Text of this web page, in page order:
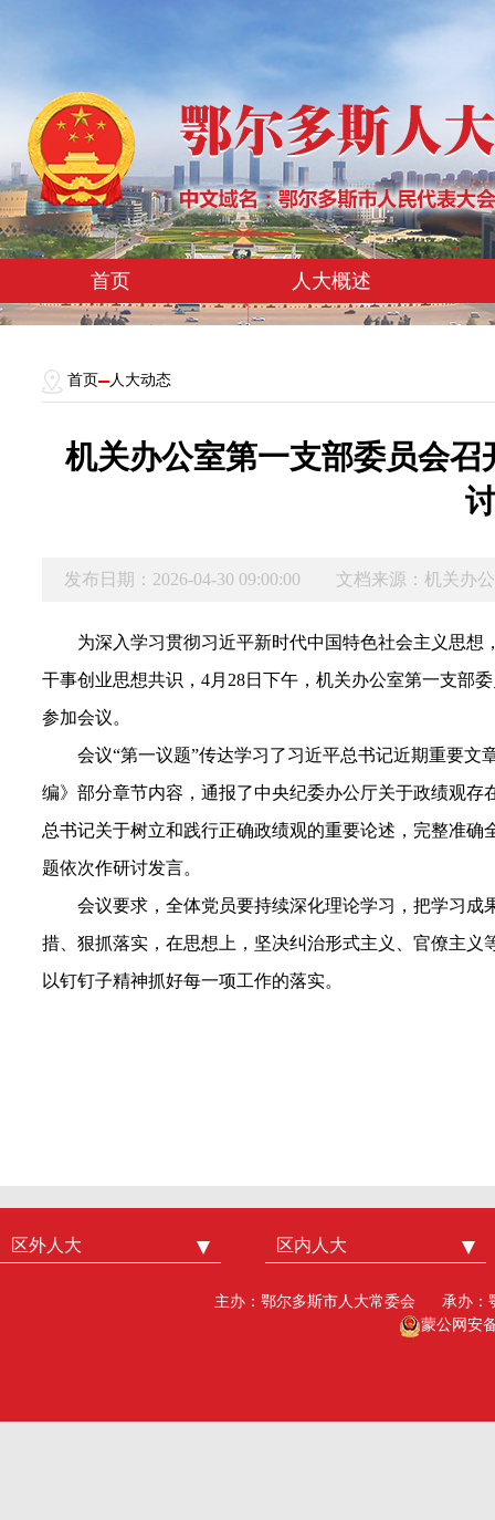
首页 人大概述
首页 人大动态
机关办公室第一支部委员会
发布日期：2026-04-30 09:00:00 文档来源：机关办
为深入学习贯彻习近平新时代中国特色社会主义思
干事创业思想共识，4月28日下午，机关办公室第一支部
参加会议。
会议“第一议题”传达学习了习近平总书记近期重要
编》部分章节内容，通报了中央纪委办公厅关于政绩观
总书记关于树立和践行正确政绩观的重要论述，完整准确
题依次作研讨发言。
会议要求，全体党员要持续深化理论学习，把学习成
措、狠抓落实，在思想上，坚决纠治形式主义、官僚主
以钉钉子精神抓好每一项工作的落实。
区外人大
中国人大
区内人大
内蒙古人大
包头人大
巴彦淖尔市人大
主办：鄂尔多斯市人大常委会
承办：
蒙公网安